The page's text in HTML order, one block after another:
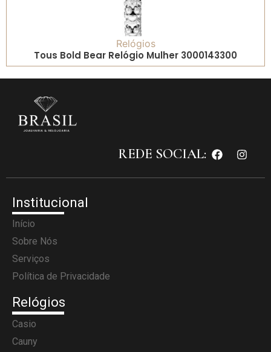
Relógios
Tous Bold Bear Relógio Mulher 3000143300
REDE SOCIAL:
Institucional
Início
Sobre Nós
Serviços
Política de Privacidade
Relógios
Casio
Cauny